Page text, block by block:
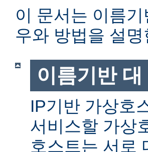
이 문서는 이름
우와 방법을 설명
이름기반
IP기반 가상호
서비스할 가상
호스트는 서로